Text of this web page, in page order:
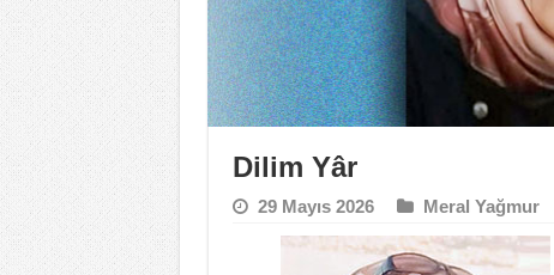
Dilim Yâr
29 Mayıs 2026 Meral Yağmur